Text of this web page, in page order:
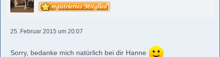
25. Februar 2015 um 20:07
Sorry, bedanke mich natürlich bei dir Hanne